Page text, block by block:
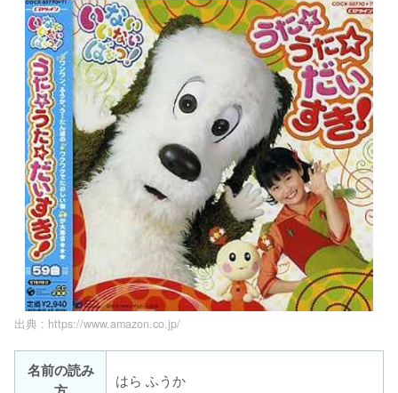
出典 : https://www.amazon.co.jp/
名前の読み
はら ふうか